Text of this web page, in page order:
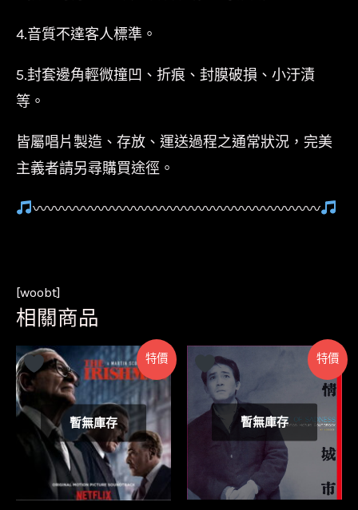
4.音質不達客人標準。
5.封套邊角輕微撞凹、折痕、封膜破損、小汙漬
等。
皆屬唱片製造、存放、運送過程之通常狀況，完美
主義者請另尋購買途徑。
〰〰〰〰〰〰〰〰〰〰〰〰〰〰〰〰〰〰〰〰
[woobt]
相關商品
特價
暫無庫存
特價
暫無庫存